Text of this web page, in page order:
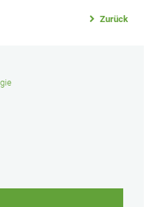
Zurück